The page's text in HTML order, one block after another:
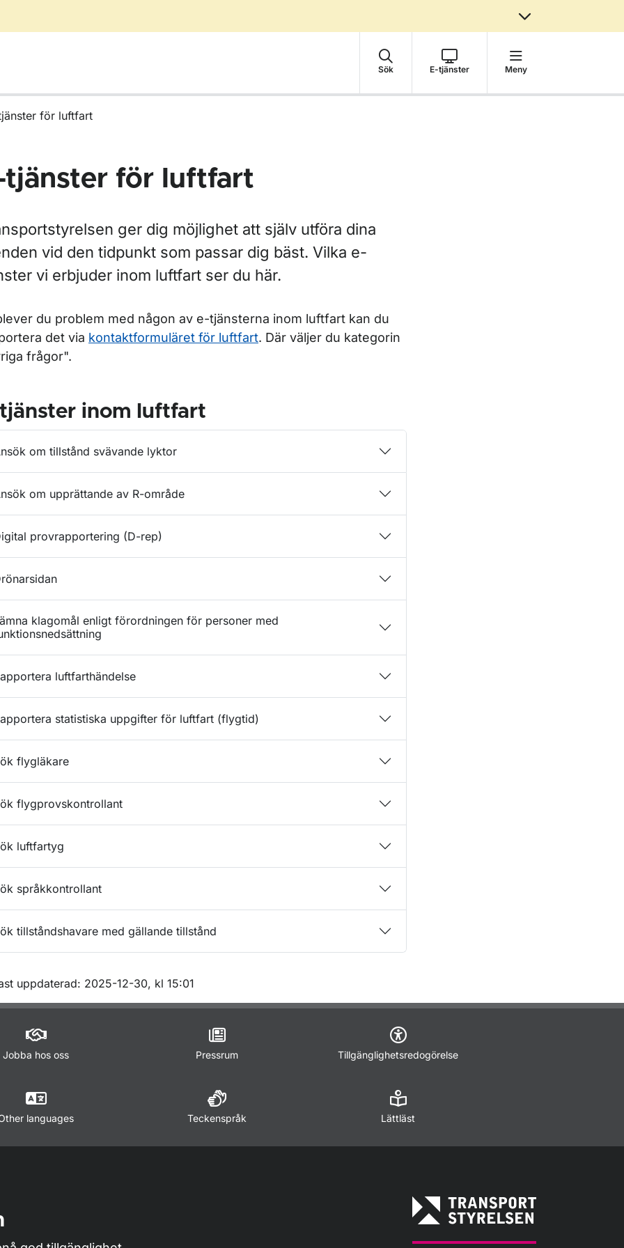
Sök E-tjänster Meny
för luftfart
Blanketter för luftfart
tjänster för luftfart
ger dig möjlighet att själv utföra dina
vid den tidpunkt som passar dig bäst. Vilka e-
vi erbjuder inom luftfart ser du här.
du problem med någon av e-tjänsterna inom luftfart kan du
det via kontaktformuläret för luftfart. Där väljer du kategorin
frågor".
tjänster inom luftfart
om tillstånd svävande lyktor
om upprättande av R-område
provrapportering (D-rep)
klagomål enligt förordningen för personer med
luftfarthändelse
statistiska uppgifter för luftfart (flygtid)
flygläkare
flygprovskontrollant
luftfartyg
språkkontrollant
tillståndshavare med gällande tillstånd
sidan
uppdaterad: 2025-12-30, kl 15:01
Jobba hos oss Pressrum Tillgänglighetsredogörelse
languages Teckenspråk Lättläst